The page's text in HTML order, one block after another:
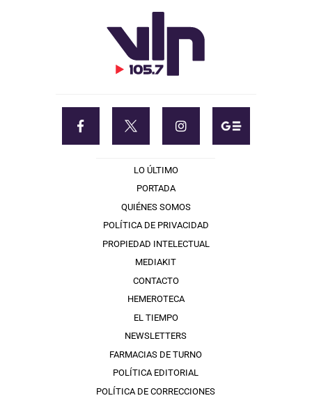
LO ÚLTIMO
PORTADA
QUIÉNES SOMOS
POLÍTICA DE PRIVACIDAD
PROPIEDAD INTELECTUAL
MEDIAKIT
CONTACTO
HEMEROTECA
EL TIEMPO
NEWSLETTERS
FARMACIAS DE TURNO
POLÍTICA EDITORIAL
POLÍTICA DE CORRECCIONES